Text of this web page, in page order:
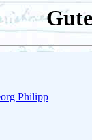
Philipp